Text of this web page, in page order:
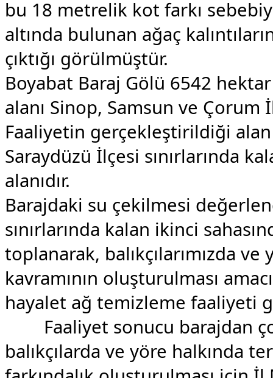
bu 18 metrelik kot farkı
altında bulunan ağaç
çıktığı görülmüştür.
Boyabat Baraj Gölü 6542
alanı Sinop, Samsun ve
Faaliyetin gerçekleştirildiği
Saraydüzü İlçesi sınırlarında
alanıdır.
Barajdaki su çekilmesi
sınırlarında kalan ikinci
toplanarak, balıkçılarımızda ve
kavramının oluşturulması
hayalet ağ temizleme faaliyeti
Faaliyet sonucu barajdan
balıkçılarda ve yöre halkında